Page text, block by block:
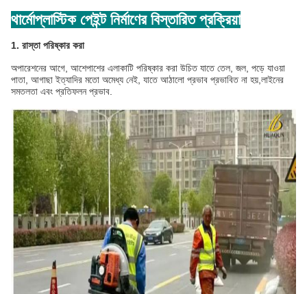
থার্মোপ্লাস্টিক পেইন্ট নির্মাণের বিস্তারিত প্রক্রিয়া
1. রাস্তা পরিষ্কার করা
অপারেশনের আগে, আশেপাশের এলাকাটি পরিষ্কার করা উচিত যাতে তেল, জল, পড়ে যাওয়া
পাতা, আগাছা ইত্যাদির মতো অমেধ্য নেই, যাতে আঠালো প্রভাব প্রভাবিত না হয়,লাইনের
সমতলতা এবং প্রতিফলন প্রভাব.